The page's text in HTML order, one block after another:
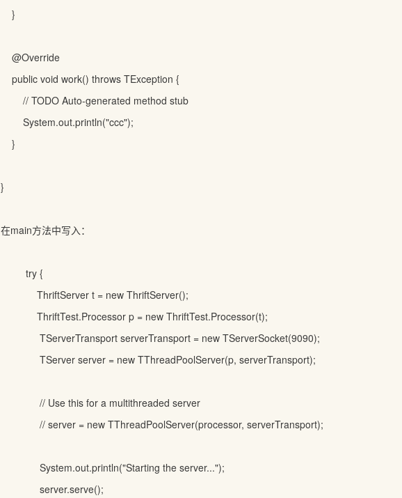
}
@Override
public void work() throws TException {
// TODO Auto-generated method stub
System.out.println("ccc");
}
}
在main方法中写入：
try {
ThriftServer t = new ThriftServer();
ThriftTest.Processor p = new ThriftTest.Processor(t);
TServerTransport serverTransport = new TServerSocket(9090);
TServer server = new TThreadPoolServer(p, serverTransport);
// Use this for a multithreaded server
// server = new TThreadPoolServer(processor, serverTransport);
System.out.println("Starting the server...");
server.serve();